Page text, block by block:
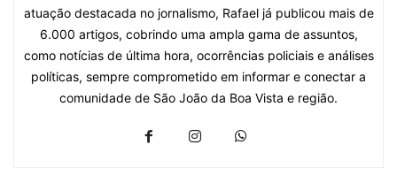
atuação destacada no jornalismo, Rafael já publicou mais de
6.000 artigos, cobrindo uma ampla gama de assuntos,
como notícias de última hora, ocorrências policiais e análises
políticas, sempre comprometido em informar e conectar a
comunidade de São João da Boa Vista e região.